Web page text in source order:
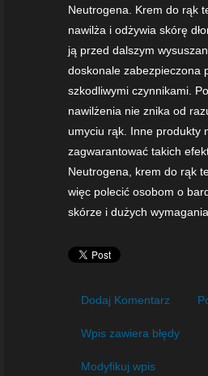
Neutrogena. Krem do rąk
nawilża i odżywia skórę
ją przed dalszym
doskonale zabezpieczona
szkodliwymi czynnikami.
nawilżenia nie znika od
umyciu rąk. Inne produkty
zagwarantować takich
Neutrogena, krem do rąk
więc polecić osobom o
skórze i dużych
Dodaj Komentarz
Wpis zawiera błędy
Modyfikuj wpis